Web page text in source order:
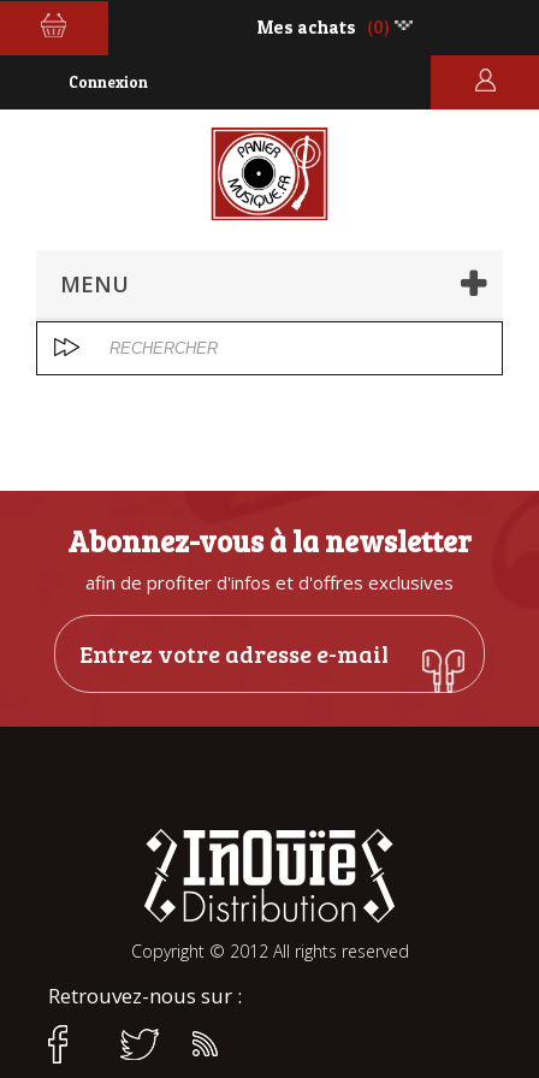
Mes achats (0)
Connexion
MENU
Abonnez-vous à la newsletter
afin de profiter d'infos et d'offres exclusives
Copyright © 2012 All rights reserved
Retrouvez-nous sur :